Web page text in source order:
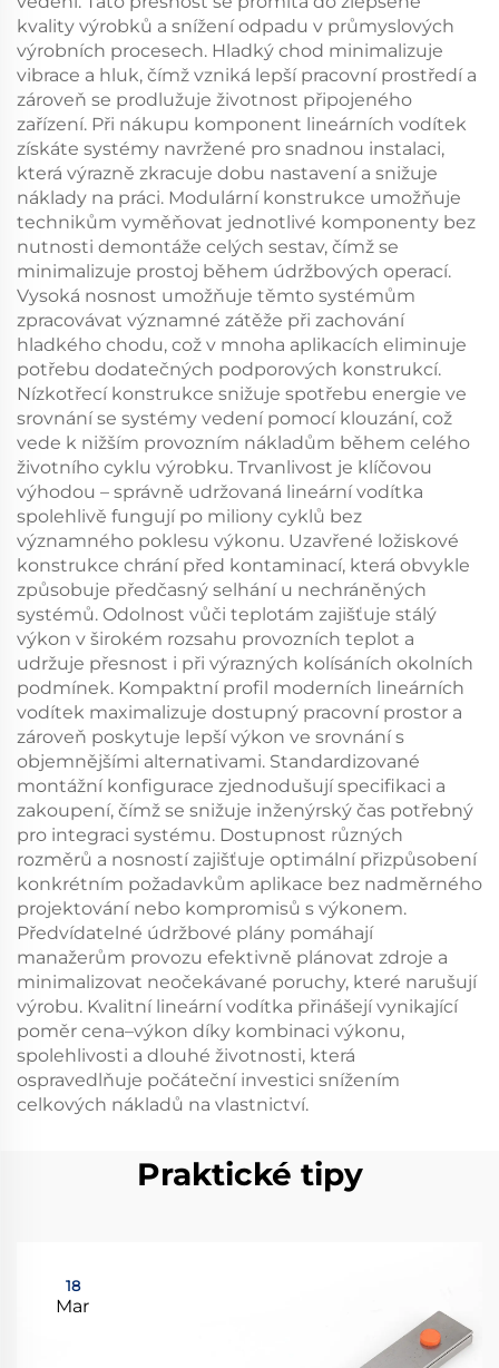
kvality výrobků a snížení odpadu v průmyslových
výrobních procesech. Hladký chod minimalizuje
vibrace a hluk, čímž vzniká lepší pracovní prostředí a
zároveň se prodlužuje životnost připojeného
zařízení. Při nákupu komponent lineárních vodítek
získáte systémy navržené pro snadnou instalaci,
která výrazně zkracuje dobu nastavení a snižuje
náklady na práci. Modulární konstrukce umožňuje
technikům vyměňovat jednotlivé komponenty bez
nutnosti demontáže celých sestav, čímž se
minimalizuje prostoj během údržbových operací.
Vysoká nosnost umožňuje těmto systémům
zpracovávat významné zátěže při zachování
hladkého chodu, což v mnoha aplikacích eliminuje
potřebu dodatečných podporových konstrukcí.
Nízkotřecí konstrukce snižuje spotřebu energie ve
srovnání se systémy vedení pomocí klouzání, což
vede k nižším provozním nákladům během celého
životního cyklu výrobku. Trvanlivost je klíčovou
výhodou – správně udržovaná lineární vodítka
spolehlivě fungují po miliony cyklů bez
významného poklesu výkonu. Uzavřené ložiskové
konstrukce chrání před kontaminací, která obvykle
způsobuje předčasný selhání u nechráněných
systémů. Odolnost vůči teplotám zajišťuje stálý
výkon v širokém rozsahu provozních teplot a
udržuje přesnost i při výrazných kolísáních okolních
podmínek. Kompaktní profil moderních lineárních
vodítek maximalizuje dostupný pracovní prostor a
zároveň poskytuje lepší výkon ve srovnání s
objemnějšími alternativami. Standardizované
montážní konfigurace zjednodušují specifikaci a
zakoupení, čímž se snižuje inženýrský čas potřebný
pro integraci systému. Dostupnost různých
rozměrů a nosností zajišťuje optimální přizpůsobení
konkrétním požadavkům aplikace bez nadměrného
projektování nebo kompromisů s výkonem.
Předvídatelné údržbové plány pomáhají
manažerům provozu efektivně plánovat zdroje a
minimalizovat neočekávané poruchy, které narušují
výrobu. Kvalitní lineární vodítka přinášejí vynikající
poměr cena–výkon díky kombinaci výkonu,
spolehlivosti a dlouhé životnosti, která
ospravedlňuje počáteční investici snížením
celkových nákladů na vlastnictví.
Praktické tipy
18
Mar